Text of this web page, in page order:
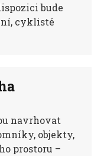
bude
cyklisté
navrhovat
objekty,
prostoru –